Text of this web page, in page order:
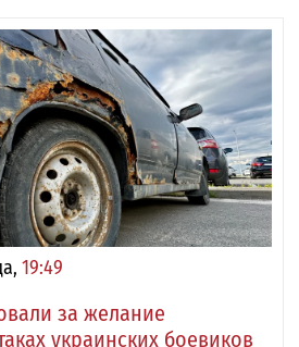
19:49
за желание
украинских боевиков